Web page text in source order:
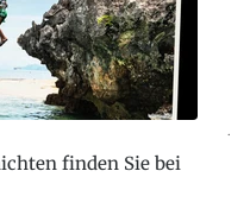
.
finden Sie bei